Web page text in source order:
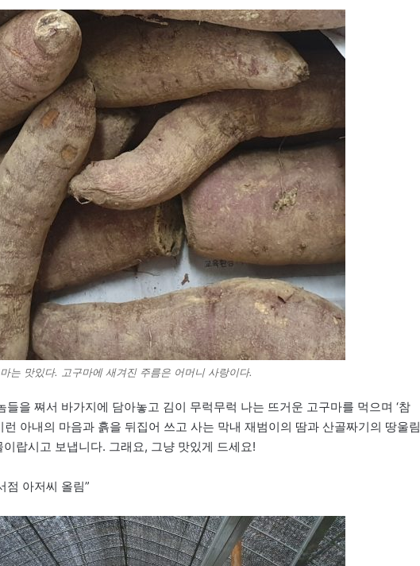
는 맛있다. 고구마에 새겨진 주름은 어머니 사랑이다.
을 쪄서 바가지에 담아놓고 김이 무럭무럭 나는 뜨거운 고구마를 먹으며 ‘참
아내의 마음과 흙을 뒤집어 쓰고 사는 막내 재범이의 땀과 산골짜기의 땅울림
랍시고 보냅니다. 그래요, 그냥 맛있게 드세요!
점 아저씨 올림”